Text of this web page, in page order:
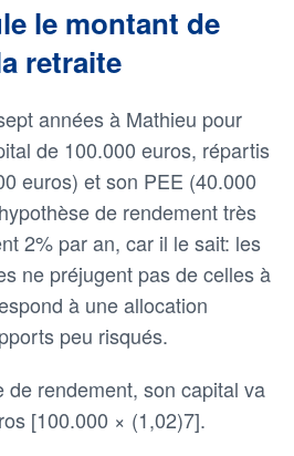
le montant de
retraite
années à Mathieu pour
de 100.000 euros, répartis
euros) et son PEE (40.000
de rendement très
2% par an, car il le sait: les
ne préjugent pas de celles à
à une allocation
peu risqués.
de rendement, son capital va
[100.000 × (1,02)7].